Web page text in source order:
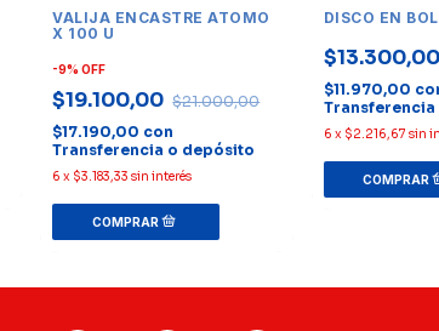
VALIJA ENCASTRE ATOMO
X 100 U
-9%OFF
$19.100,00 $21.000,00
$17.190,00 con
Transferencia o depósito
6 x $3.183,33 sin interés
DISCO EN
$13.300,00
$11.970,00
6 x $2.216,67 sin